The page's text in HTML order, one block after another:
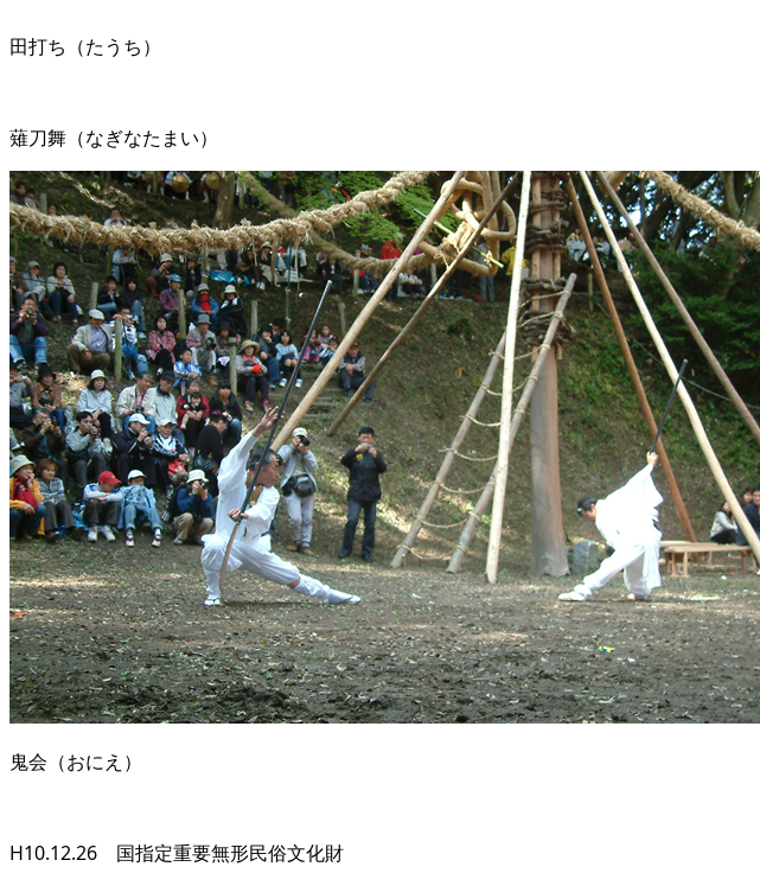
田打ち（たうち）
薙刀舞（なぎなたまい）
鬼会（おにえ）
H10.12.26 国指定重要無形民俗文化財